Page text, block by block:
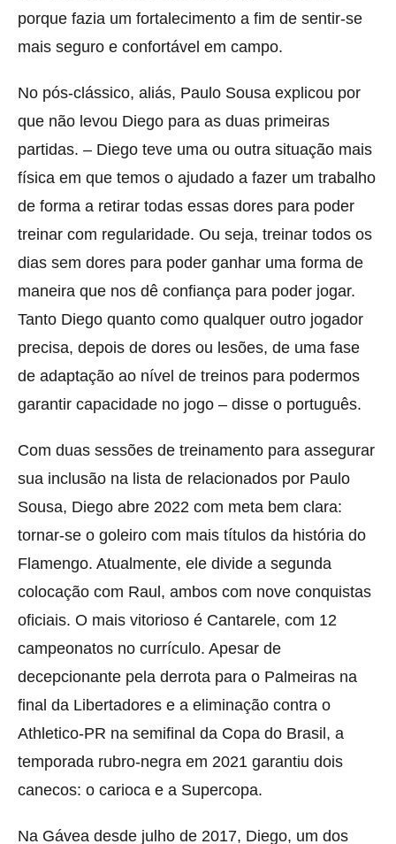
porque fazia um fortalecimento a fim de sentir-se
mais seguro e confortável em campo.
No pós-clássico, aliás, Paulo Sousa explicou por
que não levou Diego para as duas primeiras
partidas. – Diego teve uma ou outra situação mais
física em que temos o ajudado a fazer um trabalho
de forma a retirar todas essas dores para poder
treinar com regularidade. Ou seja, treinar todos os
dias sem dores para poder ganhar uma forma de
maneira que nos dê confiança para poder jogar.
Tanto Diego quanto como qualquer outro jogador
precisa, depois de dores ou lesões, de uma fase
de adaptação ao nível de treinos para podermos
garantir capacidade no jogo – disse o português.
Com duas sessões de treinamento para assegurar
sua inclusão na lista de relacionados por Paulo
Sousa, Diego abre 2022 com meta bem clara:
tornar-se o goleiro com mais títulos da história do
Flamengo. Atualmente, ele divide a segunda
colocação com Raul, ambos com nove conquistas
oficiais. O mais vitorioso é Cantarele, com 12
campeonatos no currículo. Apesar de
decepcionante pela derrota para o Palmeiras na
final da Libertadores e a eliminação contra o
Athletico-PR na semifinal da Copa do Brasil, a
temporada rubro-negra em 2021 garantiu dois
canecos: o carioca e a Supercopa.
Na Gávea desde julho de 2017, Diego, um dos